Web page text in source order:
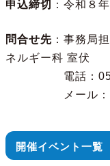
申込締切 ：令和８
問合せ先：事務局
ネルギー科 室伏
電話：054-
メール：sk-
開催イベント一覧